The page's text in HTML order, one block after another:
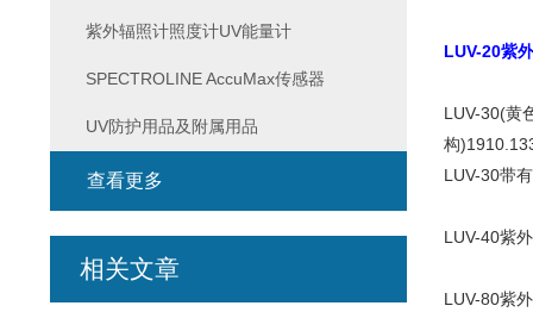
LUV-20紫
LUV-30(黄
构
LUV-30带
LUV-40紫
LUV-80紫
紫外辐照计照度计UV能量计
SPECTROLINE AccuMax传感器
UV防护用品及附属用品
查看更多
相关文章